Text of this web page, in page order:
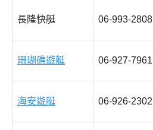
長隆快艇 06-993-2808
珊瑚礁遊艇 06-927-7961
海安遊艇 06-926-2302